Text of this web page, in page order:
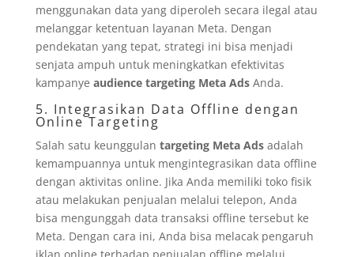
menggunakan data yang diperoleh secara ilegal atau
melanggar ketentuan layanan Meta. Dengan
pendekatan yang tepat, strategi ini bisa menjadi
senjata ampuh untuk meningkatkan efektivitas
kampanye audience targeting Meta AdsAnda.
5. Integrasikan Data Offline dengan
Online Targeting
Salah satu keunggulan targeting Meta Adsadalah
kemampuannya untuk mengintegrasikan data offline
dengan aktivitas online. Jika Anda memiliki toko fisik
atau melakukan penjualan melalui telepon, Anda
bisa mengunggah data transaksi offline tersebut ke
Meta. Dengan cara ini, Anda bisa melacak pengaruh